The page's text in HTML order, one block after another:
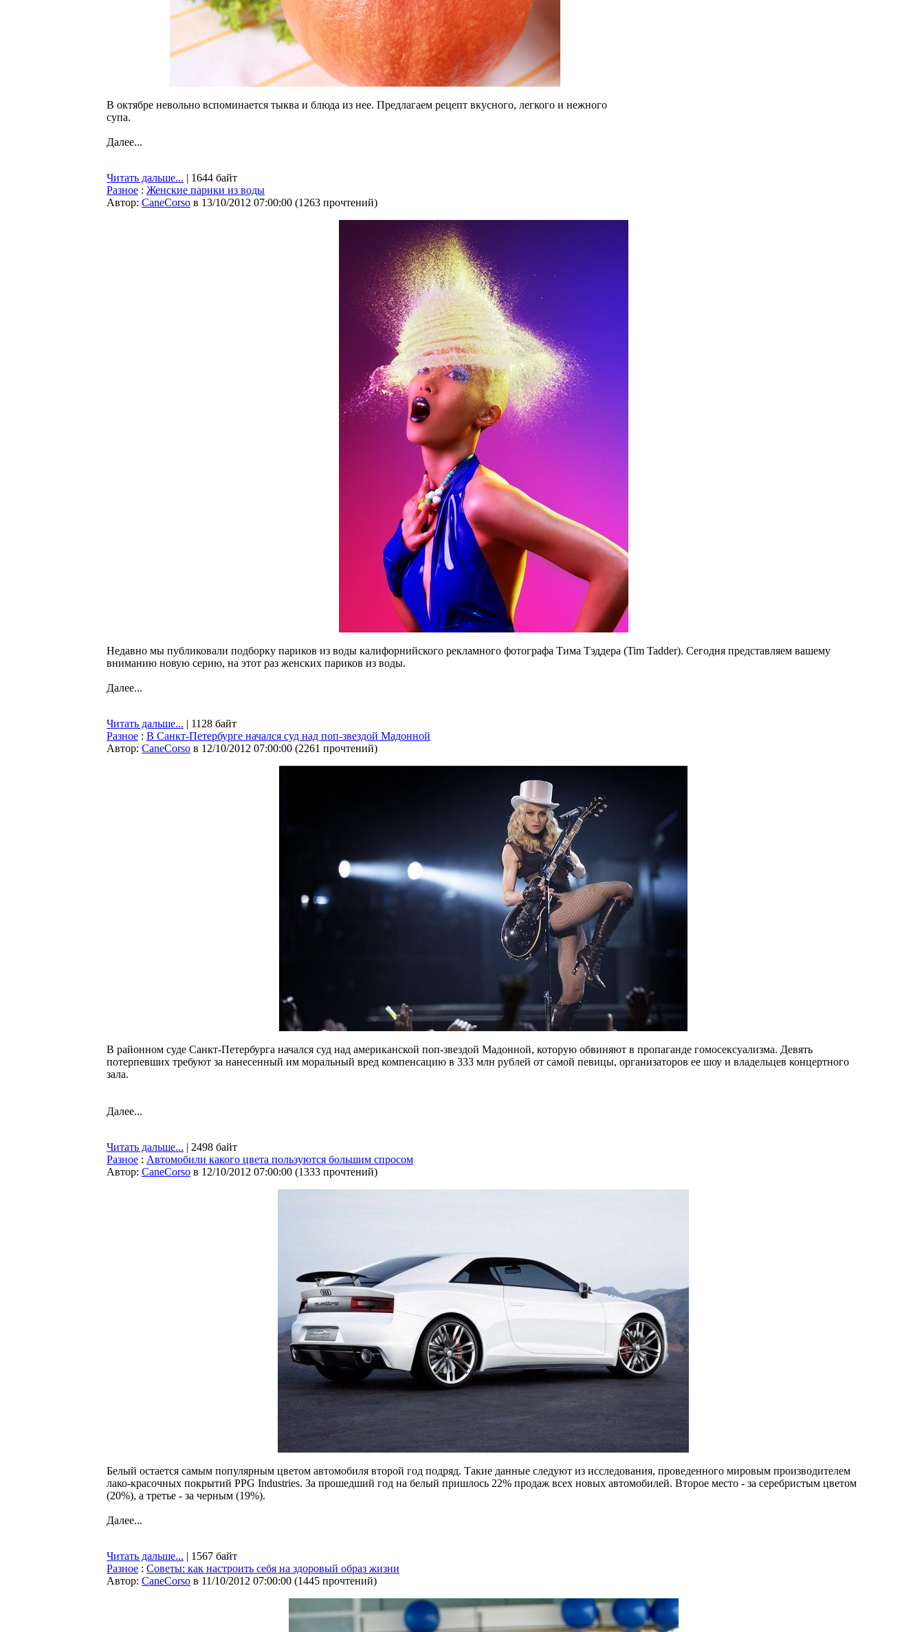
В октябре невольно вспоминается тыква и блюда из нее. Предлагаем рецепт вкусного, легкого и нежного
супа.
Далее...
Читать дальше... | 1644 байт
Разное : Женские парики из воды
Автор: CaneCorso в 13/10/2012 07:00:00 (1263 прочтений)
Недавно мы публиковали подборку париков из воды калифорнийского рекламного фотографа Тима Тэддера (Tim Tadder). Сегодня представляем вашему
вниманию новую серию, на этот раз женских париков из воды.
Далее...
Читать дальше... | 1128 байт
Разное : В Санкт-Петербурге начался суд над поп-звездой Мадонной
Автор: CaneCorso в 12/10/2012 07:00:00 (2261 прочтений)
В районном суде Санкт-Петербурга начался суд над американской поп-звездой Мадонной, которую обвиняют в пропаганде гомосексуализма. Девять
потерпевших требуют за нанесенный им моральный вред компенсацию в 333 млн рублей от самой певицы, организаторов ее шоу и владельцев концертного
зала.
Далее...
Читать дальше... | 2498 байт
Разное : Автомобили какого цвета пользуются большим спросом
Автор: CaneCorso в 12/10/2012 07:00:00 (1333 прочтений)
Белый остается самым популярным цветом автомобиля второй год подряд. Такие данные следуют из исследования, проведенного мировым производителем
лако-красочных покрытий PPG Industries. За прошедший год на белый пришлось 22% продаж всех новых автомобилей. Второе место - за серебристым цветом
(20%), а третье - за черным (19%).
Далее...
Читать дальше... | 1567 байт
Разное : Советы: как настроить себя на здоровый образ жизни
Автор: CaneCorso в 11/10/2012 07:00:00 (1445 прочтений)